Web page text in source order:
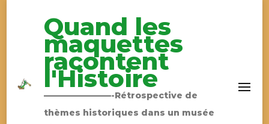
Quand les
maquettes
racontent
l'Histoire
————————-Rétrospective de
thèmes historiques dans un musée